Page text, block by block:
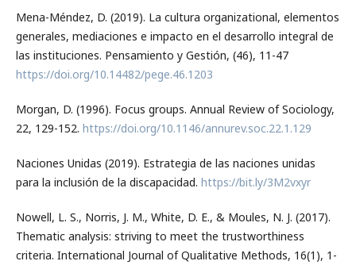
Mena-Méndez, D. (2019). La cultura organizational, elementos
generales, mediaciones e impacto en el desarrollo integral de
las instituciones. Pensamiento y Gestión, (46), 11-47
https://doi.org/10.14482/pege.46.1203
Morgan, D. (1996). Focus groups. Annual Review of Sociology,
22, 129-152. https://doi.org/10.1146/annurev.soc.22.1.129
Naciones Unidas (2019). Estrategia de las naciones unidas
para la inclusión de la discapacidad. https://bit.ly/3M2vxyr
Nowell, L. S., Norris, J. M., White, D. E., & Moules, N. J. (2017).
Thematic analysis: striving to meet the trustworthiness
criteria. International Journal of Qualitative Methods, 16(1), 1-